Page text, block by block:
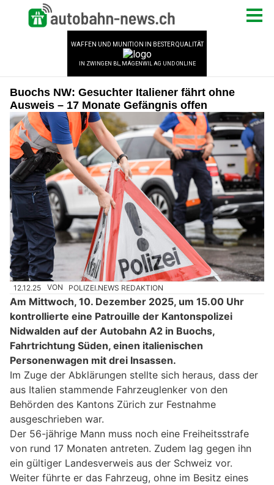
Buochs NW: Gesuchter Italiener fährt ohne
Ausweis – 17 Monate Gefängnis offen
12.12.25 VON POLIZEI.NEWS REDAKTION
Am Mittwoch, 10. Dezember 2025, um 15.00 Uhr
kontrollierte eine Patrouille der Kantonspolizei
Nidwalden auf der Autobahn A2 in Buochs,
Fahrtrichtung Süden, einen italienischen
Personenwagen mit drei Insassen.
Im Zuge der Abklärungen stellte sich heraus, dass der
aus Italien stammende Fahrzeuglenker von den
Behörden des Kantons Zürich zur Festnahme
ausgeschrieben war.
Der 56-jährige Mann muss noch eine Freiheitsstrafe
von rund 17 Monaten antreten. Zudem lag gegen ihn
ein gültiger Landesverweis aus der Schweiz vor.
Weiter führte er das Fahrzeug, ohne im Besitz eines